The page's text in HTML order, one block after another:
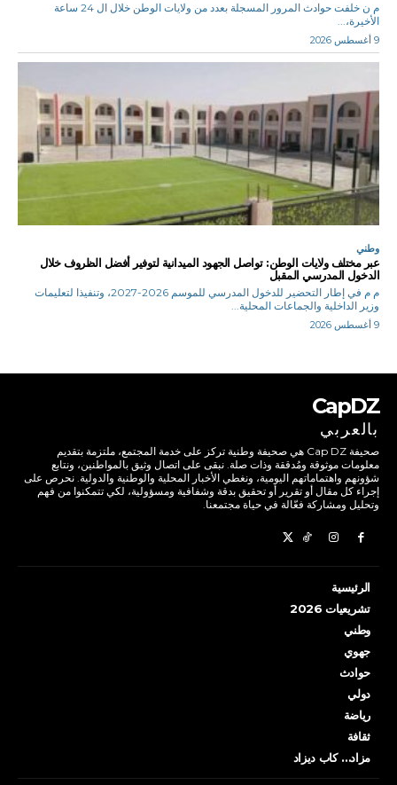
م ن خلفت حوادث المرور المسجلة بعدد من ولايات الوطن خلال ال 24 ساعة
الأخيرة،...
9 أغسطس 2026
وطني
عبر مختلف ولايات الوطن: تواصل الجهود الميدانية لتوفير أفضل الظروف خلال
الدخول المدرسي المقبل
م م في إطار التحضير للدخول المدرسي للموسم 2026-2027، وتنفيذا لتعليمات
وزير الداخلية والجماعات المحلية...
9 أغسطس 2026
CapDZ
بالعربي
صحيفة Cap DZ هي صحيفة وطنية تركز على خدمة المجتمع، ملتزمة بتقديم
معلومات موثوقة ومُدققة وذات صلة. نبقى على اتصال وثيق بالمواطنين، ونتابع
شؤونهم واهتماماتهم اليومية، ونغطي الأخبار المحلية والوطنية والدولية. نحرص على
إجراء كل مقال أو تقرير أو تحقيق بدقة وشفافية ومسؤولية، لكي تتمكنوا من فهم
وتحليل ومشاركة فعّالة في حياة مجتمعنا.
الرئيسية
تشريعيات 2026
وطني
جهوي
حوادث
دولي
رياضة
ثقافة
مزاد… كاب ديزاد